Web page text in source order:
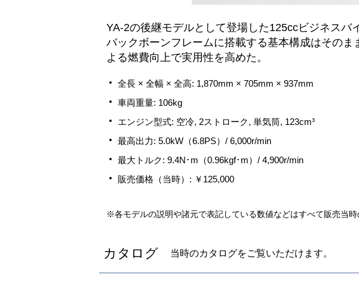
YA-2の後継モデルとして登場した125ccビジネス
バックボーンフレームに搭載する基本構成はその
よる燃費向上で実用性を高めた。
全長 × 全幅 × 全高: 1,870mm × 705mm × 937mm
車両重量: 106kg
エンジン型式: 空冷, 2ストローク, 単気筒, 123cm³
最高出力: 5.0kW（6.8PS）/ 6,000r/min
最大トルク: 9.4N･m（0.96kgf･m）/ 4,900r/min
販売価格（当時）: ￥125,000
※各モデルの説明や諸元で表記している数値などはすべて販売当時
カタログ 当時のカタログをご覧いただけます。